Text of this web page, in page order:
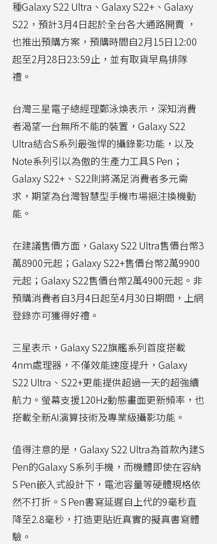
種Galaxy S22 Ultra、Galaxy S22+、Galaxy
S22，預計3月4日起於全台各大通路開賣 ，
也推出預購方案，預購時間自2月15日12:00
起至2月28日23:59止，並有取貨早鳥排隊
禮。
台灣三星電子總經理鄭泳煥表示，深知消費
者渴望一台無所不能的裝置，Galaxy S22
Ultra結合S系列最強悍的攝錄影功能，以及
Note系列引以為傲的生產力工具S Pen；
Galaxy S22+、S22則將滿足消費者多元需
求，期望為台灣智慧型手機市場挹注換機動
能。
在建議售價方面，Galaxy S22 Ultra售價台幣3
萬8900元起；Galaxy S22+售價台幣2萬9900
元起；Galaxy S22售價台幣2萬4900元起。非
預購消費者自3月4日起至4月30日期間，上網
登錄亦可獲得好禮。
三星表示，Galaxy S22旗艦系列首度搭載
4nm處理器，不僅效能速度提升，Galaxy
S22 Ultra、S22+更能提供超過一天的超強續
航力。螢幕支援120Hz動態畫面更新頻率，也
搭載全新AI演算技術及專業級攝影功能。
值得注意的是，Galaxy S22 Ultra為首款內建S
Pen的Galaxy S系列手機，而機體即使在容納
S Pen嵌入式設計下，電池容量等硬體規格依
然不打折。S Pen書寫延遲自上代的9毫秒直
降至2.8毫秒，打造更貼近真實的擬真書寫體
驗。